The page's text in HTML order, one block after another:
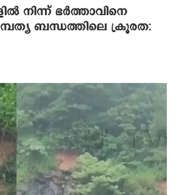
നിന്ന് ഭര്‍ത്താവിനെ
ബന്ധത്തിലെ ക്രൂരത: